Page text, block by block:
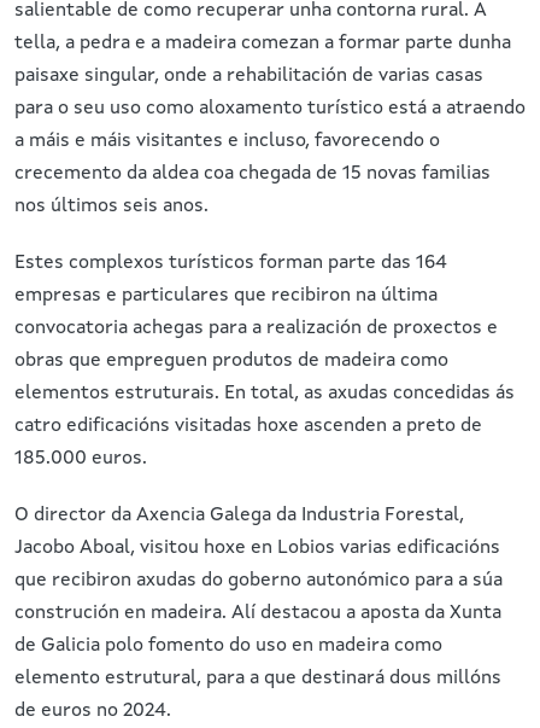
salientable de como recuperar unha contorna rural. A
tella, a pedra e a madeira comezan a formar parte dunha
paisaxe singular, onde a rehabilitación de varias casas
para o seu uso como aloxamento turístico está a atraendo
a máis e máis visitantes e incluso, favorecendo o
crecemento da aldea coa chegada de 15 novas familias
nos últimos seis anos.
Estes complexos turísticos forman parte das 164
empresas e particulares que recibiron na última
convocatoria achegas para a realización de proxectos e
obras que empreguen produtos de madeira como
elementos estruturais. En total, as axudas concedidas ás
catro edificacións visitadas hoxe ascenden a preto de
185.000 euros.
O director da Axencia Galega da Industria Forestal,
Jacobo Aboal, visitou hoxe en Lobios varias edificacións
que recibiron axudas do goberno autonómico para a súa
construción en madeira. Alí destacou a aposta da Xunta
de Galicia polo fomento do uso en madeira como
elemento estrutural, para a que destinará dous millóns
de euros no 2024.